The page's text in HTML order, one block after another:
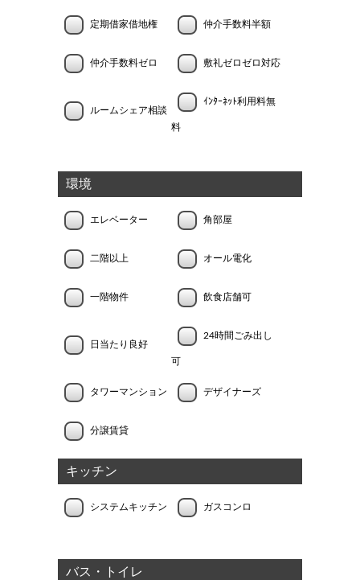
定期借家借地権 仲介手数料半額
仲介手数料ゼロ 敷礼ゼロゼロ対応
ルームシェア相談
ｲﾝﾀｰﾈｯﾄ利用料無
料
環境
エレベーター 角部屋
二階以上 オール電化
一階物件 飲食店舗可
日当たり良好
24時間ごみ出し
可
タワーマンション デザイナーズ
分譲賃貸
キッチン
システムキッチン ガスコンロ
バス・トイレ